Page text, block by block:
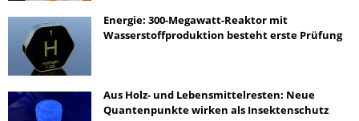
Energie: 300-Megawatt-Reaktor mit
Wasserstoffproduktion besteht erste Prüfung
Aus Holz- und Lebensmittelresten: Neue
Quantenpunkte wirken als Insektenschutz